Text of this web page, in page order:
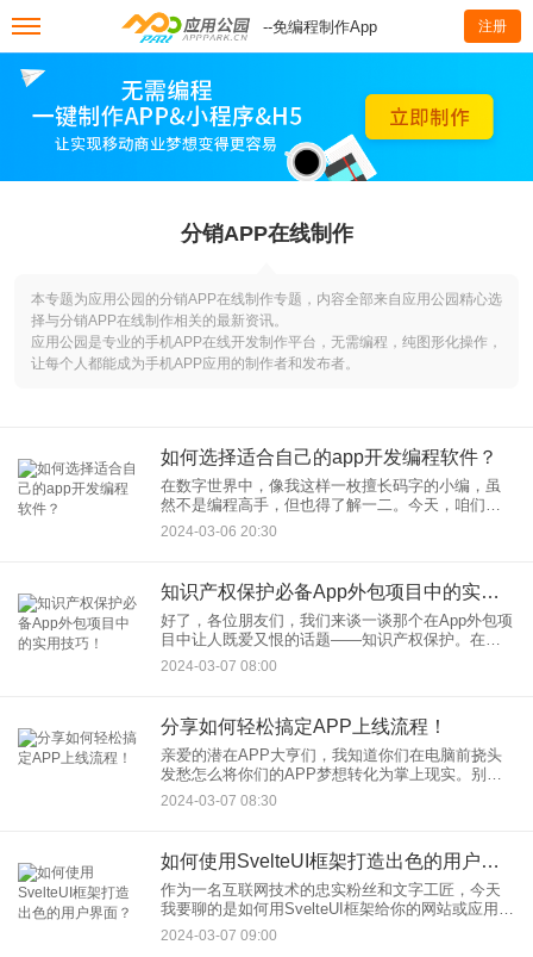
--免编程制作App 注册
分销APP在线制作
本专题为应用公园的分销APP在线制作专题，内容全部来自应用公园精心选
择与分销APP在线制作相关的最新资讯。
应用公园是专业的手机APP在线开发制作平台，无需编程，纯图形化操作，
让每个人都能成为手机APP应用的制作者和发布者。
如何选择适合自己的app开发编程软件？
在数字世界中，像我这样一枚擅长码字的小编，虽
然不是编程高手，但也得了解一二。今天，咱们就
来聊聊如何选择适合自己的app开发编程软件，帮你
迈出构建数字王国的第一步。
2024-03-06 20:30
知识产权保护必备App外包项目中的实用技巧！
好了，各位朋友们，我们来谈一谈那个在App外包项
目中让人既爱又恨的话题——知识产权保护。在我
们这个创意泛滥的年代，谁不想把自己的点子变成
金点子呢？但在这个过程中，如果不保护好你的点
2024-03-07 08:00
分享如何轻松搞定APP上线流程！
亲爱的潜在APP大亨们，我知道你们在电脑前挠头
发愁怎么将你们的APP梦想转化为掌上现实。别担
心，我来了！我是那个每次看到“提交审核”就心潮澎
湃的家伙，今天就来和你分享如何轻松搞定APP上
2024-03-07 08:30
如何使用SvelteUI框架打造出色的用户界面？
作为一名互联网技术的忠实粉丝和文字工匠，今天
我要聊的是如何用SvelteUI框架给你的网站或应用打
造一副靓丽的“新衣”。SvelteUI框架，就像是设计师
的画板，开发者的工具箱，把它用得溜，你的用户
2024-03-07 09:00